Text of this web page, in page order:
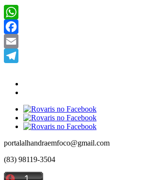
WhatsApp
Facebook
Email
portalalhandraemfoco@gmail.com
(83) 98119-3504